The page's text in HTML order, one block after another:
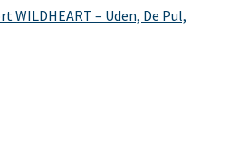
WILDHEART – Uden, De Pul,